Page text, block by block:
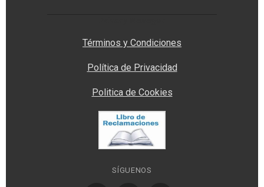
Términos y Condiciones
Política de Privacidad
Politica de Cookies
SÍGUENOS